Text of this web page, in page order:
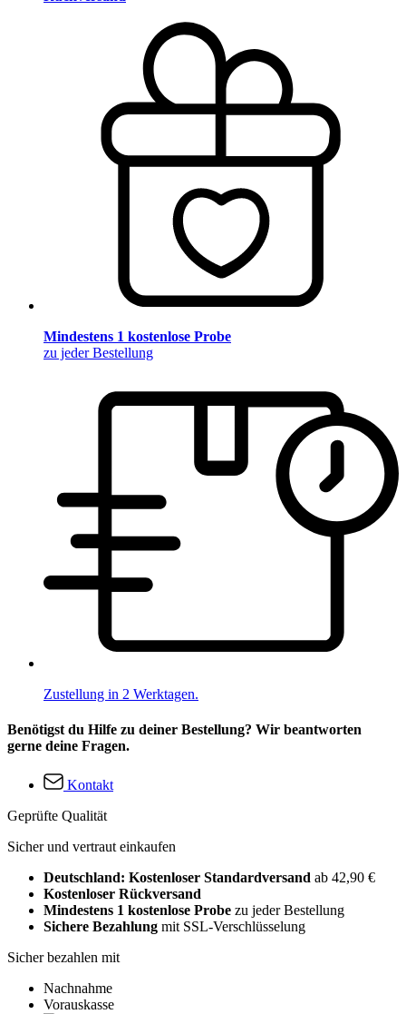
Mindestens 1 kostenlose Probe
zu jeder Bestellung
Zustellung in 2 Werktagen.
Benötigst du Hilfe zu deiner Bestellung? Wir beantworten
gerne deine Fragen.
Kontakt
Geprüfte Qualität
Sicher und vertraut einkaufen
Deutschland: Kostenloser Standardversand ab 42,90 €
Kostenloser Rückversand
Mindestens 1 kostenlose Probe zu jeder Bestellung
Sichere Bezahlung mit SSL-Verschlüsselung
Sicher bezahlen mit
Nachnahme
Vorauskasse